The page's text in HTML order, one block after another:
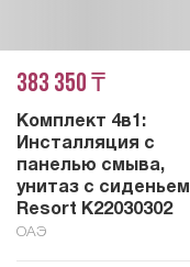
383 350 ₸
Комплект 4в1:
Инсталляция с
панелью смыва,
унитаз c сиденьем
Resort K22030302
ОАЭ